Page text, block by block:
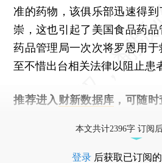
准的药物，该俱乐部迅速得
崇，这也引起了美国食品药
药品管理局一次次将罗恩用
至不惜出台相关法律以阻止患
推荐进入 财新数据库 ，可随
本文共计2396字 订阅
登录 后获取已订阅